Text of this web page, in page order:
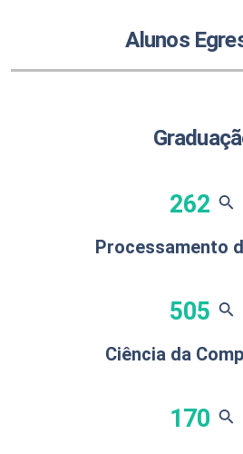
Alunos
262 search
Processamento
505 search
Ciência da
170 search